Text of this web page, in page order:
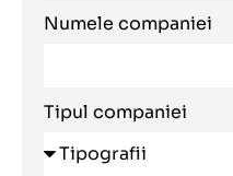
Numele companiei
Tipul companiei